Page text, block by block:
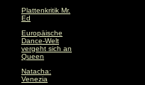
Plattenkritik Mr.
Ed
Europäische
Dance-Welt
vergeht sich an
Queen
Natacha:
Venezia